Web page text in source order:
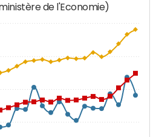
de l'Economie)